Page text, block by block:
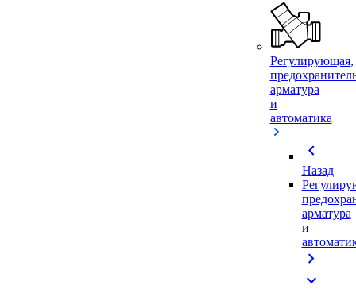
Регулирующая,
арматура
и
автоматика
chevron_left
Назад
арматура
и
chevron_right
expand_more